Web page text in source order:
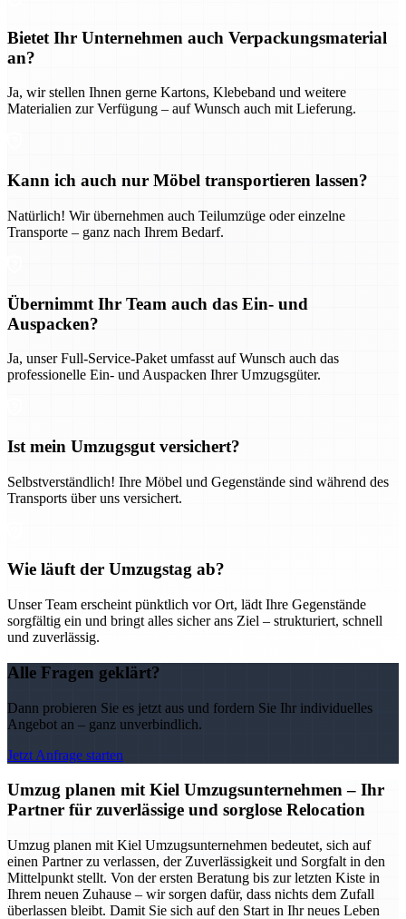
Bietet Ihr Unternehmen auch Verpackungsmaterial
an?
Ja, wir stellen Ihnen gerne Kartons, Klebeband und weitere
Materialien zur Verfügung – auf Wunsch auch mit Lieferung.
Kann ich auch nur Möbel transportieren lassen?
Natürlich! Wir übernehmen auch Teilumzüge oder einzelne
Transporte – ganz nach Ihrem Bedarf.
Übernimmt Ihr Team auch das Ein- und
Auspacken?
Ja, unser Full-Service-Paket umfasst auf Wunsch auch das
professionelle Ein- und Auspacken Ihrer Umzugsgüter.
Ist mein Umzugsgut versichert?
Selbstverständlich! Ihre Möbel und Gegenstände sind während des
Transports über uns versichert.
Wie läuft der Umzugstag ab?
Unser Team erscheint pünktlich vor Ort, lädt Ihre Gegenstände
sorgfältig ein und bringt alles sicher ans Ziel – strukturiert, schnell
und zuverlässig.
Alle Fragen geklärt?
Dann probieren Sie es jetzt aus und fordern Sie Ihr individuelles
Angebot an – ganz unverbindlich.
Jetzt Anfrage starten
Umzug planen mit Kiel Umzugsunternehmen – Ihr
Partner für zuverlässige und sorglose Relocation
Umzug planen mit Kiel Umzugsunternehmen bedeutet, sich auf
einen Partner zu verlassen, der Zuverlässigkeit und Sorgfalt in den
Mittelpunkt stellt. Von der ersten Beratung bis zur letzten Kiste in
Ihrem neuen Zuhause – wir sorgen dafür, dass nichts dem Zufall
überlassen bleibt. Damit Sie sich auf den Start in Ihr neues Leben